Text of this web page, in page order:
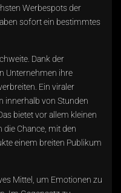
Werbespots der
sofort ein bestimmtes
Dank der
Unternehmen ihre
Ein viraler
innerhalb von Stunden
bietet vor allem kleinen
Chance, mit den
einem breiten Publikum
Mittel, um Emotionen zu